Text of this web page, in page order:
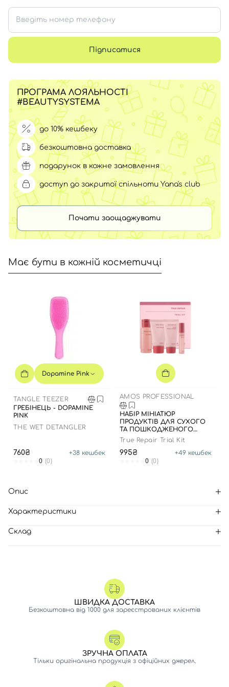
Підписатися
ПРОГРАМА ЛОЯЛЬНОСТІ
#BEAUTYSYSTEMA
до 10% кешбеку
безкоштовна доставка
подарунок в кожне замовлення
доступ до закритої спільноти Yana's club
Почати заощаджувати
Має бути в кожній косметичці
Dopamine Pink
TANGLE TEEZER
ГРЕБІНЕЦЬ - DOPAMINE
PINK
THE WET DETANGLER
760₴ +38 кешбек
0 (0)
AMOS PROFESSIONAL
НАБІР МІНІАТЮР
ПРОДУКТІВ ДЛЯ СУХОГО
ТА ПОШКОДЖЕНОГО
ВОЛОССЯ
True Repair Trial Kit
995₴ +49 кешбек
0 (0)
Опис
Характеристики
Склад
ШВИДКА ДОСТАВКА
Безкоштовна від 1000 для зареєстрованих клієнтів
ЗРУЧНА ОПЛАТА
Тільки оригінальна продукція з офіційних джерел.